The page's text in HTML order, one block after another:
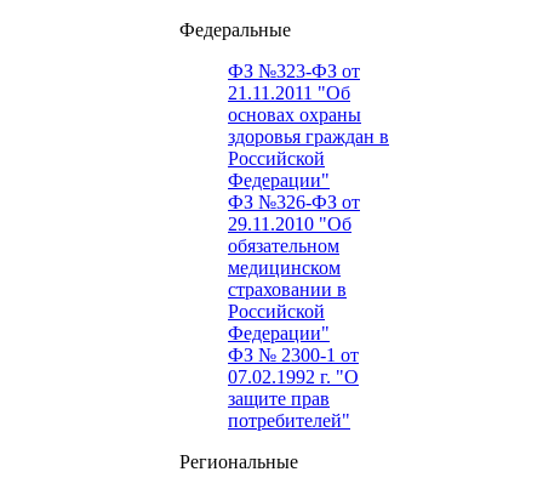
Федеральные
ФЗ №323-ФЗ от
21.11.2011 "Об
основах охраны
здоровья граждан в
Российской
Федерации"
ФЗ №326-ФЗ от
29.11.2010 "Об
обязательном
медицинском
страховании в
Российской
Федерации"
ФЗ № 2300-1 от
07.02.1992 г. "О
защите прав
потребителей"
Региональные